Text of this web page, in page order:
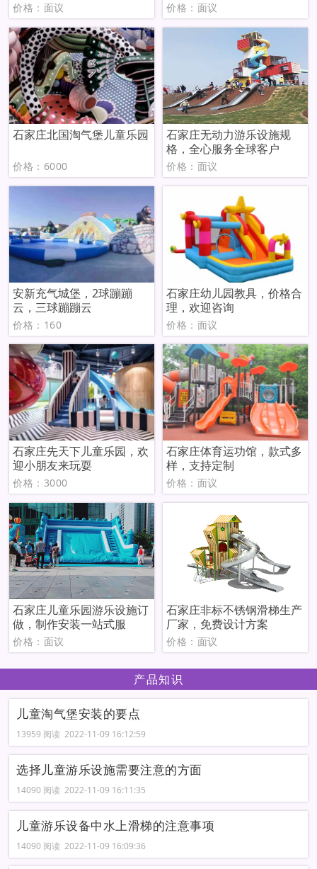
价格：面议 价格：面议
石家庄北国淘气堡儿童乐园
价格：6000
石家庄无动力游乐设施规
格，全心服务全球客户
价格：面议
安新充气城堡，2球蹦蹦
云，三球蹦蹦云
价格：160
石家庄幼儿园教具，价格合
理，欢迎咨询
价格：面议
石家庄先天下儿童乐园，欢
迎小朋友来玩耍
价格：3000
石家庄体育运功馆，款式多
样，支持定制
价格：面议
石家庄儿童乐园游乐设施订
做，制作安装一站式服
价格：面议
石家庄非标不锈钢滑梯生产
厂家，免费设计方案
价格：面议
产品知识
儿童淘气堡安装的要点
13959 阅读 2022-11-09 16:12:59
选择儿童游乐设施需要注意的方面
14090 阅读 2022-11-09 16:11:35
儿童游乐设备中水上滑梯的注意事项
14090 阅读 2022-11-09 16:09:36